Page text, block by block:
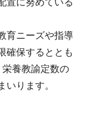
置に努めている
育ニーズや指導
確保するととも
養教諭定数の
ります。